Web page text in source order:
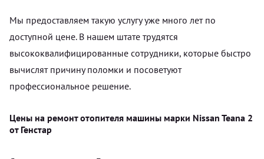
Мы предоставляем такую услугу уже много лет по
доступной цене. В нашем штате трудятся
высококвалифицированные сотрудники, которые быстро
вычислят причину поломки и посоветуют
профессиональное решение.
Цены на ремонт отопителя машины марки Nissan Teana 2
от Генстар